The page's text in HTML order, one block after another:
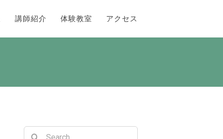
講師紹介 体験教室 アクセス
Search